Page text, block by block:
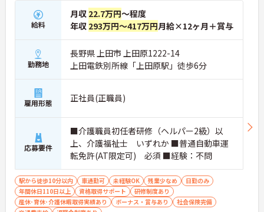
給料
月収 22.7万円～程度
年収 293万円～417万円月給×12ヶ月＋賞与
勤務地
長野県 上田市 上田原1222-14
上田電鉄別所線「上田原駅」徒歩6分
雇用形態 正社員(正職員)
応募要件
■介護職員初任者研修（ヘルパー2級）以
上、介護福祉士 いずれか ■普通自動車運
転免許(AT限定可) 必須 ■経験：不問
駅から徒歩10分以内 車通勤可 未経験OK 残業少なめ
日勤のみ
年間休日110日以上
資格取得サポート
研修制度あり
産休･育休･介護休暇取得実績あり
ボーナス・賞与あり
社会保険完備